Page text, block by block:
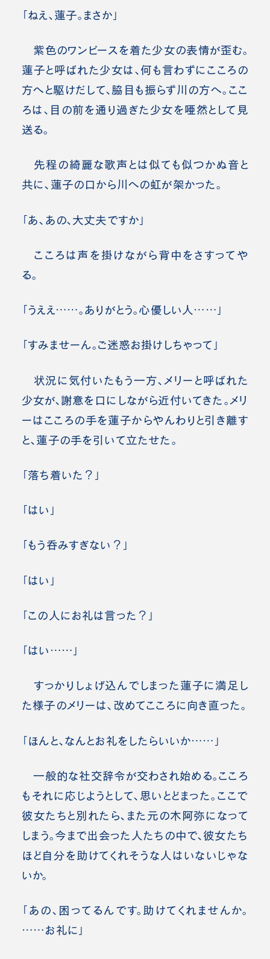
「ねえ、蓮子。まさか」
紫色のワンピースを着た少女の表情が歪む。
蓮子と呼ばれた少女は、何も言わずにこころの
方へと駆けだして、脇目も振らず川の方へ。ここ
ろは、目の前を通り過ぎた少女を唖然として見
送る。
先程の綺麗な歌声とは似ても似つかぬ音と
共に、蓮子の口から川への虹が架かった。
「あ、あの、大丈夫ですか」
こころは声を掛けながら背中をさすってや
る。
「うええ……。ありがとう。心優しい人……」
「すみませーん。ご迷惑お掛けしちゃって」
状況に気付いたもう一方、メリーと呼ばれた
少女が、謝意を口にしながら近付いてきた。メリ
ーはこころの手を蓮子からやんわりと引き離す
と、蓮子の手を引いて立たせた。
「落ち着いた？」
「はい」
「もう呑みすぎない？」
「はい」
「この人にお礼は言った？」
「はい……」
すっかりしょげ込んでしまった蓮子に満足し
た様子のメリーは、改めてこころに向き直った。
「ほんと、なんとお礼をしたらいいか……」
一般的な社交辞令が交わされ始める。こころ
もそれに応じようとして、思いとどまった。ここで
彼女たちと別れたら、また元の木阿弥になって
しまう。今まで出会った人たちの中で、彼女たち
ほど自分を助けてくれそうな人はいないじゃな
いか。
「あの、困ってるんです。助けてくれませんか。
……お礼に」